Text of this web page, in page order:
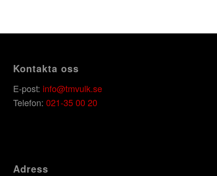
Kontakta oss
E-post: info@tmvulk.se
Telefon: 021-35 00 20
Adress